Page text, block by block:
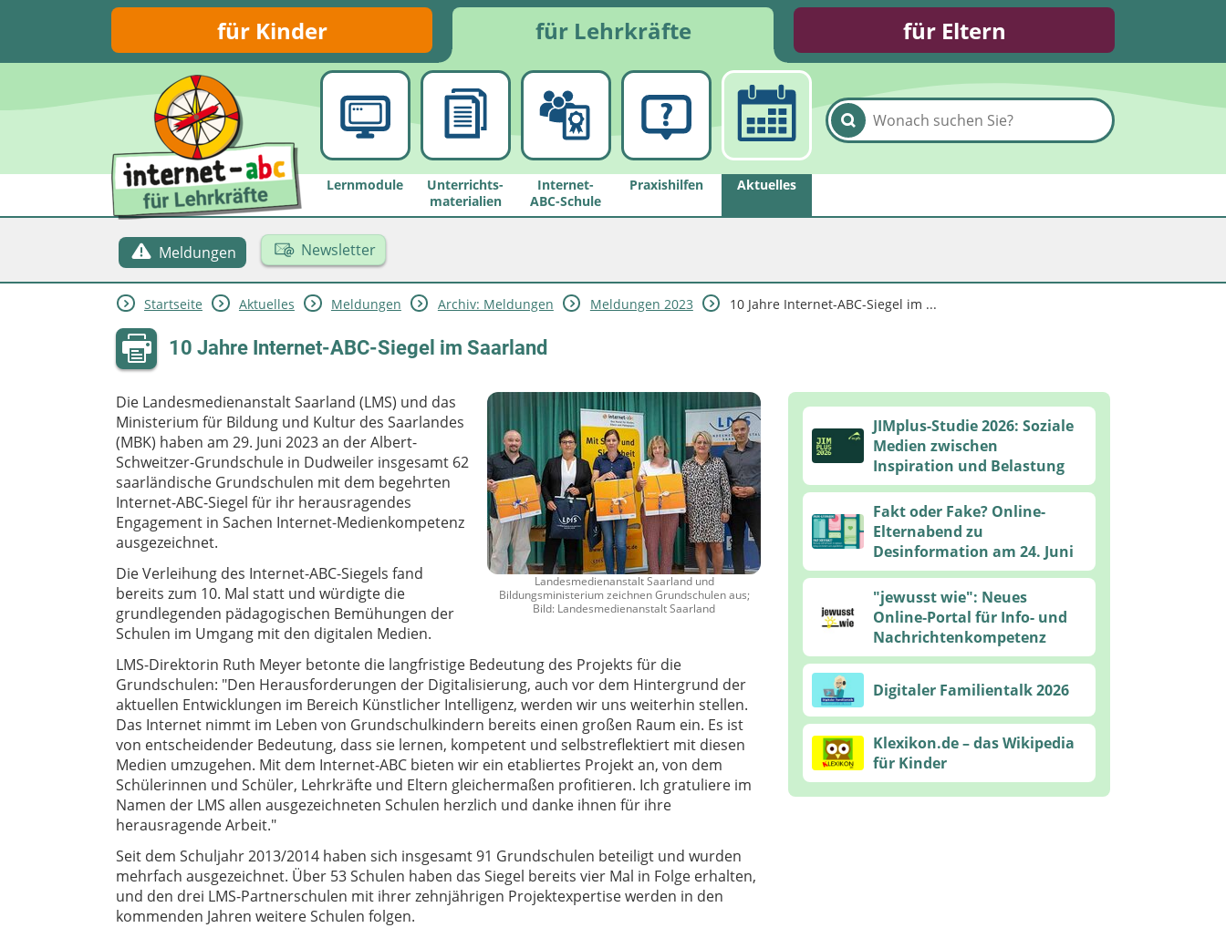
für Kinder für Lehrkräfte für Eltern
Lernmodule
Unterrichts­
materialien
Internet-
ABC-Schule
Praxishilfen Aktuelles
Meldungen Newsletter
Startseite Aktuelles Meldungen Archiv: Meldungen Meldungen 2023 10 Jahre Internet-ABC-Siegel im ...
10 Jahre Internet-ABC-Siegel im Saarland
Landesmedienanstalt Saarland und
Bildungsministerium zeichnen Grundschulen aus;
Bild: Landesmedienanstalt Saarland
Die Landesmedienanstalt Saarland (LMS) und das
Ministerium für Bildung und Kultur des Saarlandes
(MBK) haben am 29. Juni 2023 an der Albert-
Schweitzer-Grundschule in Dudweiler insgesamt 62
saarländische Grundschulen mit dem begehrten
Internet-ABC-Siegel für ihr herausragendes
Engagement in Sachen Internet-Medienkompetenz
ausgezeichnet.
Die Verleihung des Internet-ABC-Siegels fand
bereits zum 10. Mal statt und würdigte die
grundlegenden pädagogischen Bemühungen der
Schulen im Umgang mit den digitalen Medien.
LMS-Direktorin Ruth Meyer betonte die langfristige Bedeutung des Projekts für die
Grundschulen: "Den Herausforderungen der Digitalisierung, auch vor dem Hintergrund der
aktuellen Entwicklungen im Bereich Künstlicher Intelligenz, werden wir uns weiterhin stellen.
Das Internet nimmt im Leben von Grundschulkindern bereits einen großen Raum ein. Es ist
von entscheidender Bedeutung, dass sie lernen, kompetent und selbstreflektiert mit diesen
Medien umzugehen. Mit dem Internet-ABC bieten wir ein etabliertes Projekt an, von dem
Schülerinnen und Schüler, Lehrkräfte und Eltern gleichermaßen profitieren. Ich gratuliere im
Namen der LMS allen ausgezeichneten Schulen herzlich und danke ihnen für ihre
herausragende Arbeit."
Seit dem Schuljahr 2013/2014 haben sich insgesamt 91 Grundschulen beteiligt und wurden
mehrfach ausgezeichnet. Über 53 Schulen haben das Siegel bereits vier Mal in Folge erhalten,
und den drei LMS-Partnerschulen mit ihrer zehnjährigen Projektexpertise werden in den
kommenden Jahren weitere Schulen folgen.
JIMplus-Studie 2026: Soziale
Medien zwischen
Inspiration und Belastung
Fakt oder Fake? Online-
Elternabend zu
Desinformation am 24. Juni
"jewusst wie": Neues
Online‑Portal für Info- und
Nachrichtenkompetenz
Digitaler Familientalk 2026
Klexikon.de – das Wikipedia
für Kinder